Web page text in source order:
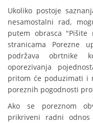
Ukoliko postoje
nesamostalni rad,
putem obrasca
stranicama Porezne
podržava obrtnike
oporezivanja
pritom će poduzimati i
poreznih pogodnosti
Ako se poreznom
prikriveni radni